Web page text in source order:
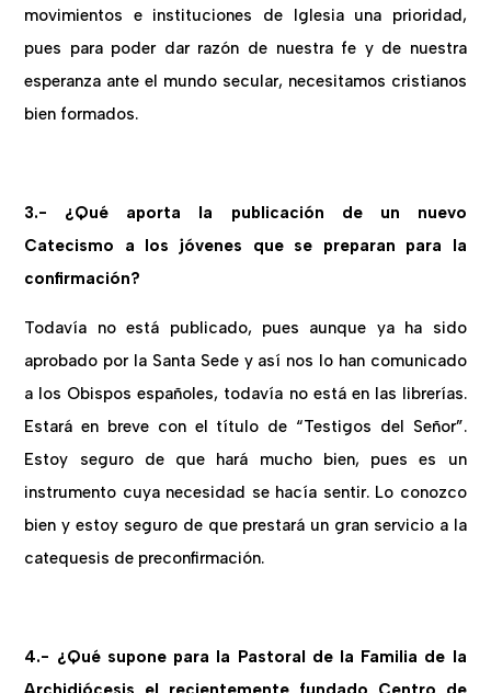
movimientos e instituciones de Iglesia una prioridad,
pues para poder dar razón de nuestra fe y de nuestra
esperanza ante el mundo secular, necesitamos cristianos
bien formados.
3.- ¿Qué aporta la publicación de un nuevo
Catecismo a los jóvenes que se preparan para la
confirmación?
Todavía no está publicado, pues aunque ya ha sido
aprobado por la Santa Sede y así nos lo han comunicado
a los Obispos españoles, todavía no está en las librerías.
Estará en breve con el título de “Testigos del Señor”.
Estoy seguro de que hará mucho bien, pues es un
instrumento cuya necesidad se hacía sentir. Lo conozco
bien y estoy seguro de que prestará un gran servicio a la
catequesis de preconfirmación.
4.- ¿Qué supone para la Pastoral de la Familia de la